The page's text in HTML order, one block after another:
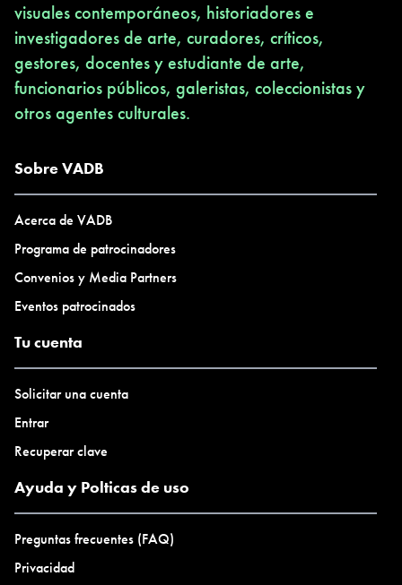
visuales contemporáneos, historiadores e
investigadores de arte, curadores, críticos,
gestores, docentes y estudiante de arte,
funcionarios públicos, galeristas, coleccionistas y
otros agentes culturales.
Sobre VADB
Acerca de VADB
Programa de patrocinadores
Convenios y Media Partners
Eventos patrocinados
Tu cuenta
Solicitar una cuenta
Entrar
Recuperar clave
Ayuda y Polticas de uso
Preguntas frecuentes (FAQ)
Privacidad